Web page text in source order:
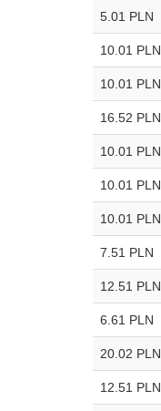
5.01 PLN
10.01 PLN
10.01 PLN
16.52 PLN
10.01 PLN
10.01 PLN
10.01 PLN
7.51 PLN
12.51 PLN
6.61 PLN
20.02 PLN
12.51 PLN